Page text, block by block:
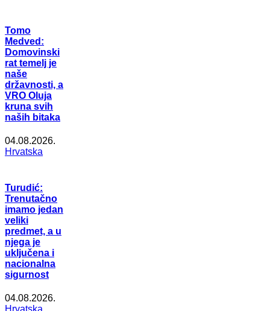
Tomo
Medved:
Domovinski
rat temelj je
naše
državnosti, a
VRO Oluja
kruna svih
naših bitaka
04.08.2026.
Hrvatska
Turudić:
Trenutačno
imamo jedan
veliki
predmet, a u
njega je
uključena i
nacionalna
sigurnost
04.08.2026.